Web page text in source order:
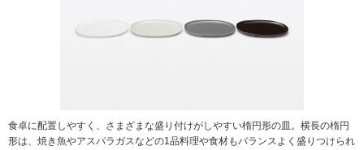
食卓に配置しやすく、さまざまな盛り付けがしやすい楕円形の皿。横長の楕円
形は、焼き魚やアスパラガスなどの1品料理や食材もバランスよく盛りつけられ